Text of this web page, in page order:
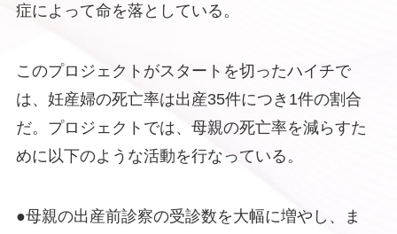
症によって命を落としている。
このプロジェクトがスタートを切ったハイチで
は、妊産婦の死亡率は出産35件につき1件の割合
だ。プロジェクトでは、母親の死亡率を減らすた
めに以下のような活動を行なっている。
●母親の出産前診察の受診数を大幅に増やし、ま